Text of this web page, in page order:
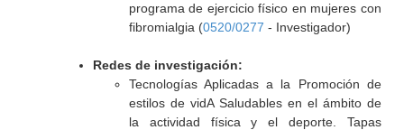
programa de ejercicio físico en mujeres con
fibromialgia (0520/0277 - Investigador)
Redes de investigación:
Tecnologías Aplicadas a la Promoción de
estilos de vidA Saludables en el ámbito de
la actividad física y el deporte. Tapas